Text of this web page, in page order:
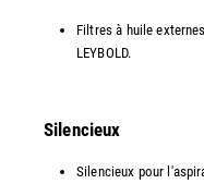
Filtres à huile
LEYBOLD.
Silencieux
Silencieux pour